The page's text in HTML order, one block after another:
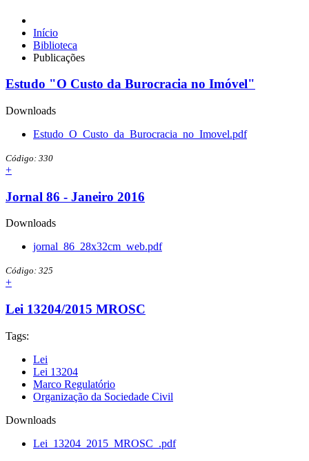
Início
Biblioteca
Publicações
Estudo "O Custo da Burocracia no Imóvel"
Downloads
Estudo_O_Custo_da_Burocracia_no_Imovel.pdf
Código: 330
+
Jornal 86 - Janeiro 2016
Downloads
jornal_86_28x32cm_web.pdf
Código: 325
+
Lei 13204/2015 MROSC
Tags:
Lei
Lei 13204
Marco Regulatório
Organização da Sociedade Civil
Downloads
Lei_13204_2015_MROSC_.pdf